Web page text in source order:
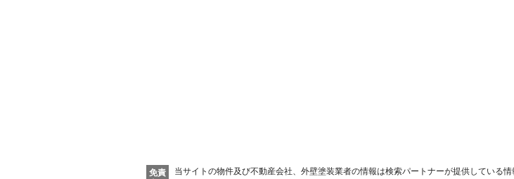
免責
当サイトの物件及び不動産会社、外壁塗装業者の情報は検索パートナーが提供している